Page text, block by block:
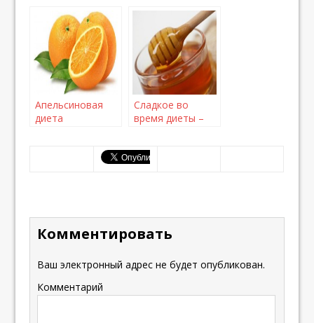
изнуряющим
диетам
Апельсиновая
диета
Сладкое во
время диеты –
Комментировать
Ваш электронный адрес не будет опубликован.
Комментарий